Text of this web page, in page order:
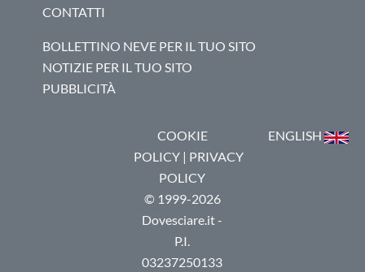
CONTATTI
BOLLETTINO NEVE PER IL TUO SITO
NOTIZIE PER IL TUO SITO
PUBBLICITÀ
COOKIE
POLICY| PRIVACY
POLICY
© 1999-2026
Dovesciare.it -
P.I.
03237250133
ENGLISH